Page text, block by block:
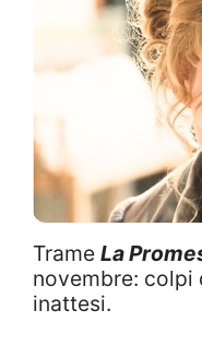
Trame La
novembre: colpi
inattesi.